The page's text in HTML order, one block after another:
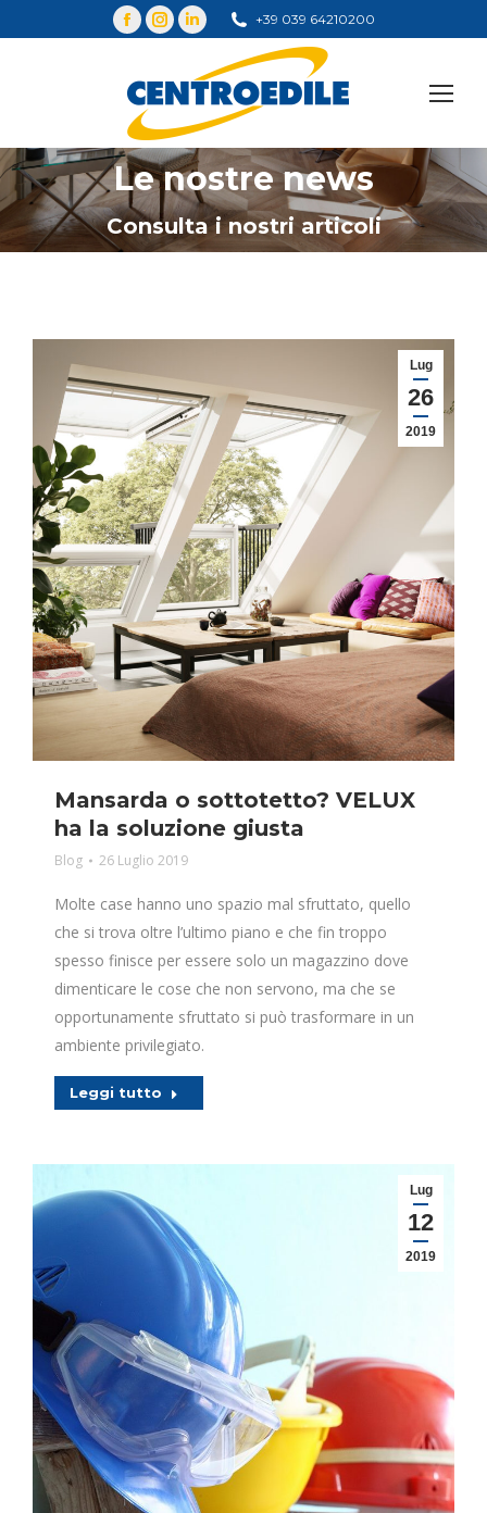
+39 039 64210200
Le nostre news
Consulta i nostri articoli
You are here:
Lug
26
2019
Mansarda o sottotetto? VELUX
ha la soluzione giusta
Blog 26 Luglio 2019
Molte case hanno uno spazio mal sfruttato, quello
che si trova oltre l’ultimo piano e che fin troppo
spesso finisce per essere solo un magazzino dove
dimenticare le cose che non servono, ma che se
opportunamente sfruttato si può trasformare in un
ambiente privilegiato.
Leggi tutto
Lug
12
2019